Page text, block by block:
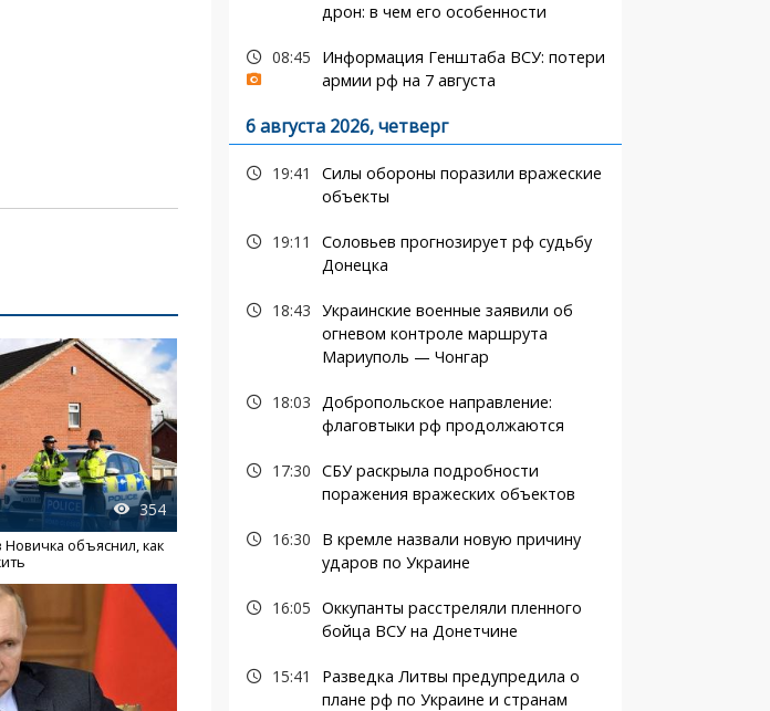
354
объяснил, как
дрон: в чем его особенности
08:45
Информация Генштаба ВСУ: потери
армии рф на 7 августа
6 августа 2026, четверг
19:41
Силы обороны поразили вражеские
объекты
19:11
Соловьев прогнозирует рф судьбу
Донецка
18:43 Украинские военные заявили об
огневом контроле маршрута
Мариуполь — Чонгар
18:03 Добропольское направление:
флаговтыки рф продолжаются
17:30 СБУ раскрыла подробности
поражения вражеских объектов
16:30
В кремле назвали новую причину
ударов по Украине
16:05 Оккупанты расстреляли пленного
бойца ВСУ на Донетчине
15:41
Разведка Литвы предупредила о
плане рф по Украине и странам